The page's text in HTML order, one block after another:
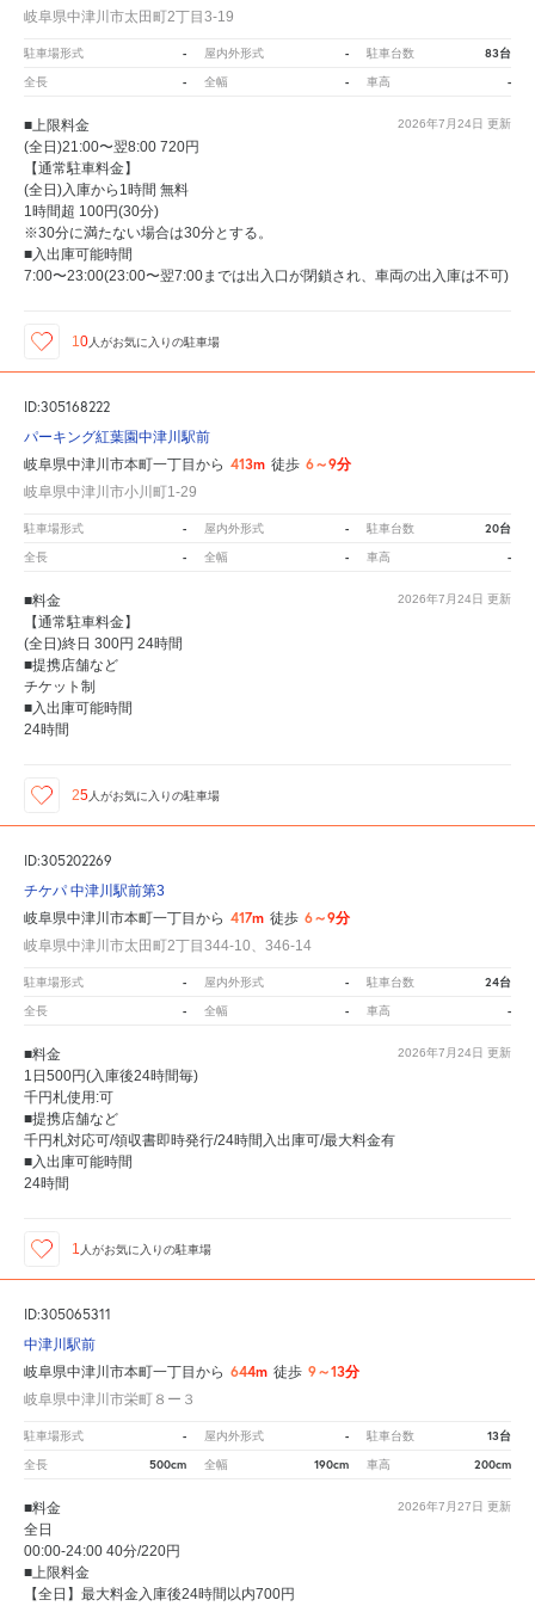
岐阜県中津川市太田町2丁目3-19
駐車場形式 - 屋内外形式 - 駐車台数 83台
全長 - 全幅 - 車高 -
2026年7月24日 更新
■上限料金
(全日)21:00〜翌8:00 720円
【通常駐車料金】
(全日)入庫から1時間 無料
1時間超 100円(30分)
※30分に満たない場合は30分とする。
■入出庫可能時間
7:00〜23:00(23:00〜翌7:00までは出入口が閉鎖され、車両の出入庫は不可)
10人がお気に入りの駐車場
ID:305168222
パーキング紅葉園中津川駅前
岐阜県中津川市本町一丁目から 413m 徒歩 6～9分
岐阜県中津川市小川町1-29
駐車場形式 - 屋内外形式 - 駐車台数 20台
全長 - 全幅 - 車高 -
2026年7月24日 更新
■料金
【通常駐車料金】
(全日)終日 300円 24時間
■提携店舗など
チケット制
■入出庫可能時間
24時間
25人がお気に入りの駐車場
ID:305202269
チケパ 中津川駅前第3
岐阜県中津川市本町一丁目から 417m 徒歩 6～9分
岐阜県中津川市太田町2丁目344-10、346-14
駐車場形式 - 屋内外形式 - 駐車台数 24台
全長 - 全幅 - 車高 -
2026年7月24日 更新
■料金
1日500円(入庫後24時間毎)
千円札使用:可
■提携店舗など
千円札対応可/領収書即時発行/24時間入出庫可/最大料金有
■入出庫可能時間
24時間
1 人がお気に入りの駐車場
ID:305065311
中津川駅前
岐阜県中津川市本町一丁目から 644m 徒歩 9～13分
岐阜県中津川市栄町８ー３
駐車場形式 - 屋内外形式 - 駐車台数 13台
全長 500cm 全幅 190cm 車高 200cm
2026年7月27日 更新
■料金
全日
00:00-24:00 40分/220円
■上限料金
【全日】最大料金入庫後24時間以内700円